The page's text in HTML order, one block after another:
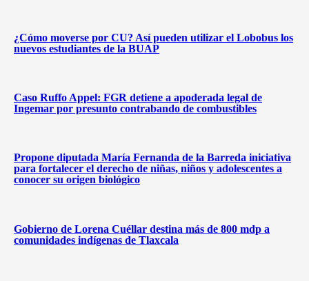
¿Cómo moverse por CU? Así pueden utilizar el Lobobus los
nuevos estudiantes de la BUAP
Caso Ruffo Appel: FGR detiene a apoderada legal de
Ingemar por presunto contrabando de combustibles
Propone diputada María Fernanda de la Barreda iniciativa
para fortalecer el derecho de niñas, niños y adolescentes a
conocer su origen biológico
Gobierno de Lorena Cuéllar destina más de 800 mdp a
comunidades indígenas de Tlaxcala